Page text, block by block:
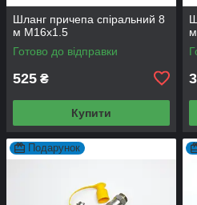
Шланг причепа спіральний 8
м М16x1.5
Готово до відправки
525 ₴
Купити
Подарунок